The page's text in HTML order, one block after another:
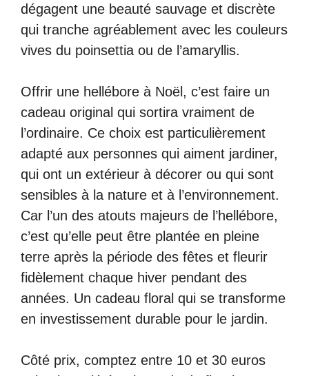
dégagent une beauté sauvage et discrète
qui tranche agréablement avec les couleurs
vives du poinsettia ou de l’amaryllis.
Offrir une hellébore à Noël, c’est faire un
cadeau original qui sortira vraiment de
l’ordinaire. Ce choix est particulièrement
adapté aux personnes qui aiment jardiner,
qui ont un extérieur à décorer ou qui sont
sensibles à la nature et à l’environnement.
Car l’un des atouts majeurs de l’hellébore,
c’est qu’elle peut être plantée en pleine
terre après la période des fêtes et fleurir
fidèlement chaque hiver pendant des
années. Un cadeau floral qui se transforme
en investissement durable pour le jardin.
Côté prix, comptez entre 10 et 30 euros